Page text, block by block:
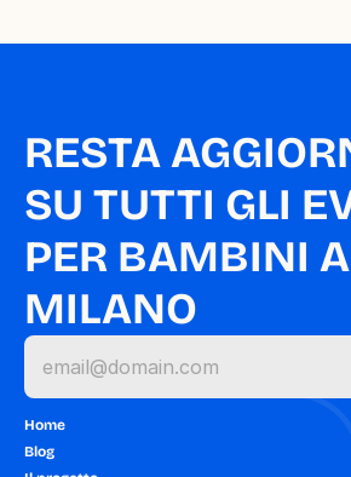
RESTA
SU TUTTI GLI
PER BAMBINI A
MILANO
Home
Blog